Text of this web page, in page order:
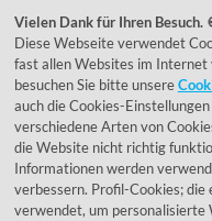
039292 - 678215
de@lumidora.com
FacebookInstagram
Kundenmeinungen
Exzellent - eKomi.de
Vielen Dank für Ihren Besuch.
Diese Webseite verwendet
fast allen Websites im
besuchen Sie bitte unsere
auch die Cookies-
verschiedene Arten von
die Website nicht richtig
Informationen werden
verbessern. Profil-Cookies;
verwendet, um personalisierte